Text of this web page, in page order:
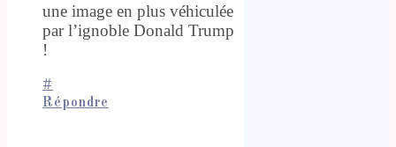
une image en plus véhiculée
par l’ignoble Donald Trump
!
#
Répondre